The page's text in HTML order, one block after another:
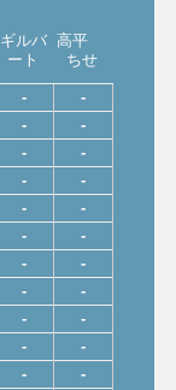
ギルバ
ート
高平
ちせ
- -
- -
- -
- -
- -
- -
- -
- -
- -
- -
- -